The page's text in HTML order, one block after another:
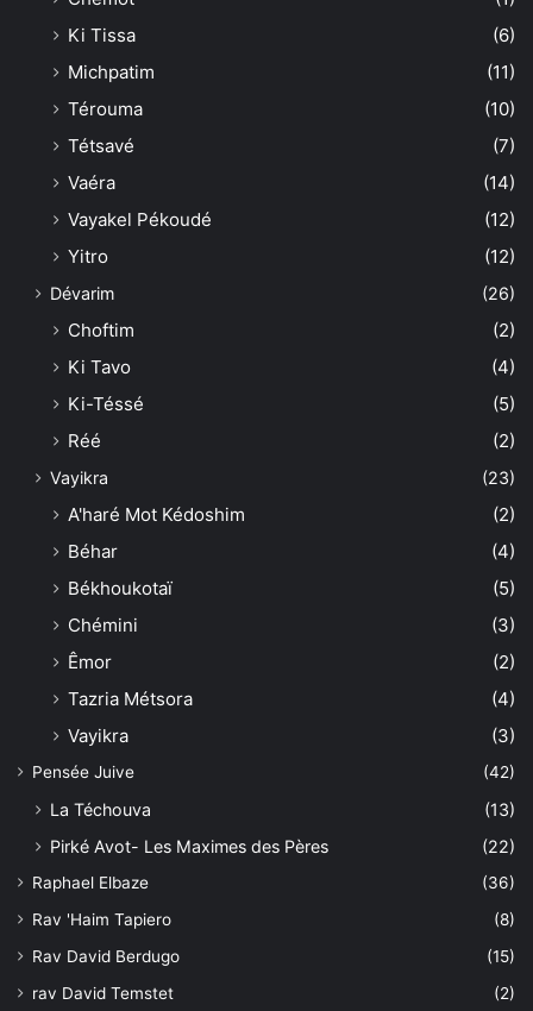
Ki Tissa
(6)
Michpatim
(11)
Térouma
(10)
Tétsavé
(7)
Vaéra
(14)
Vayakel Pékoudé
(12)
Yitro
(12)
Dévarim (26)
Choftim
(2)
Ki Tavo
(4)
Ki-Téssé
(5)
Réé
(2)
Vayikra (23)
A'haré Mot Kédoshim
(2)
Béhar
(4)
Békhoukotaï
(5)
Chémini
(3)
Êmor
(2)
Tazria Métsora
(4)
Vayikra
(3)
Pensée Juive (42)
La Téchouva
(13)
Pirké Avot- Les Maximes des Pères
(22)
Raphael Elbaze
(36)
Rav 'Haim Tapiero
(8)
Rav David Berdugo
(15)
rav David Temstet
(2)